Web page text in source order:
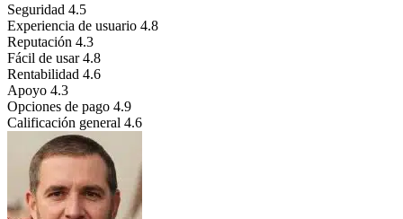
Seguridad 4.5
Experiencia de usuario 4.8
Reputación 4.3
Fácil de usar 4.8
Rentabilidad 4.6
Apoyo 4.3
Opciones de pago 4.9
Calificación general 4.6